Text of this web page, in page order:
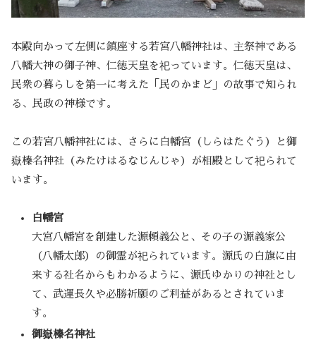
本殿向かって左側に鎮座する若宮八幡神社は、主祭神である
八幡大神の御子神、仁徳天皇を祀っています。仁徳天皇は、
民衆の暮らしを第一に考えた「民のかまど」の故事で知られ
る、民政の神様です。
この若宮八幡神社には、さらに白幡宮（しらはたぐう）と御
嶽榛名神社（みたけはるなじんじゃ）が相殿として祀られて
います。
白幡宮
大宮八幡宮を創建した源頼義公と、その子の源義家公
（八幡太郎）の御霊が祀られています。源氏の白旗に由
来する社名からもわかるように、源氏ゆかりの神社とし
て、武運長久や必勝祈願のご利益があるとされていま
す。
御嶽榛名神社